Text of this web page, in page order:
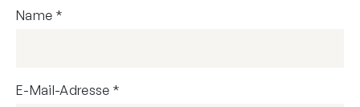
Name *
E-Mail-Adresse *